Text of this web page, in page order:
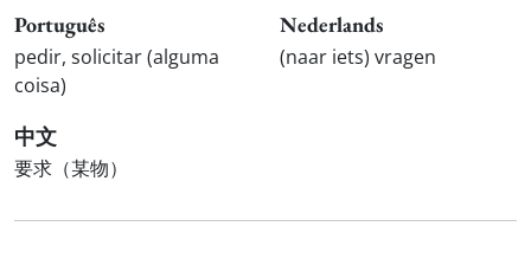
Português
pedir, solicitar (alguma
coisa)
Nederlands
(naar iets) vragen
中文
要求（某物）